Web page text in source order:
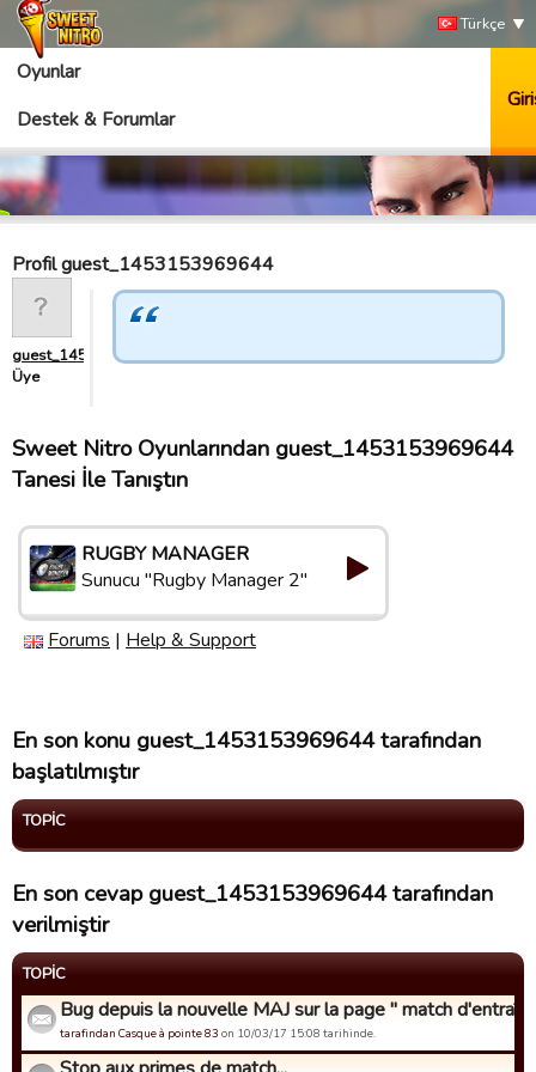
Türkçe
Oyunlar
Destek & Forumlar
Profil guest_1453153969644
guest_1453153969644
Üye
Sweet Nitro Oyunlarından guest_1453153969644
Tanesi İle Tanıştın
RUGBY MANAGER
Sunucu "Rugby Manager 2"
Forums | Help & Support
En son konu guest_1453153969644 tarafından
başlatılmıştır
TOPIC
En son cevap guest_1453153969644 tarafından
verilmiştir
TOPIC
Bug depuis la nouvelle MAJ sur la page " match
tarafindan Casque à pointe 83 on 10/03/17 15:08 tarihinde.